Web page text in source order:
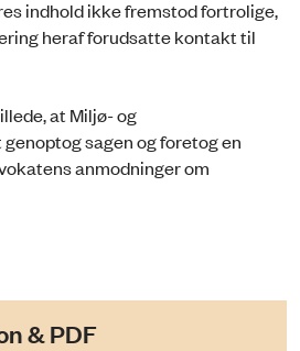
indhold ikke fremstod fortrolige,
heraf forudsatte kontakt til
at Miljø- og
sagen og foretog en
anmodninger om
& PDF